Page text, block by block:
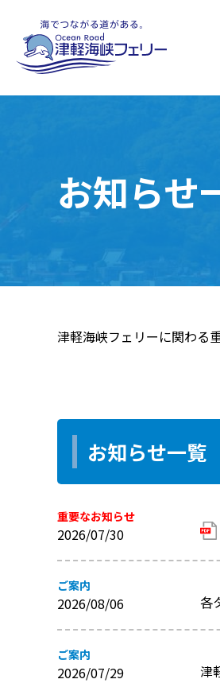
お知らせ
津軽海峡フェリーに関わる
お知らせ一覧
重要なお知らせ
2026/07/30
ご案内
2026/08/06 各
ご案内
2026/07/29 津